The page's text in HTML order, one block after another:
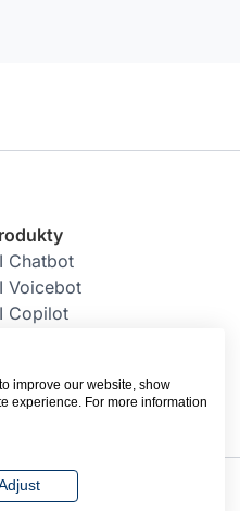
Chatbot
Voicebot
Copilot
Bot
improve our website, show
experience. For more information